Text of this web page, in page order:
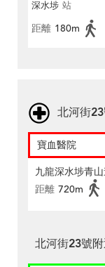
深水埗 站
距離 180m
北河街
寶血醫院
九龍深水埗青
距離 720m
北河街23號